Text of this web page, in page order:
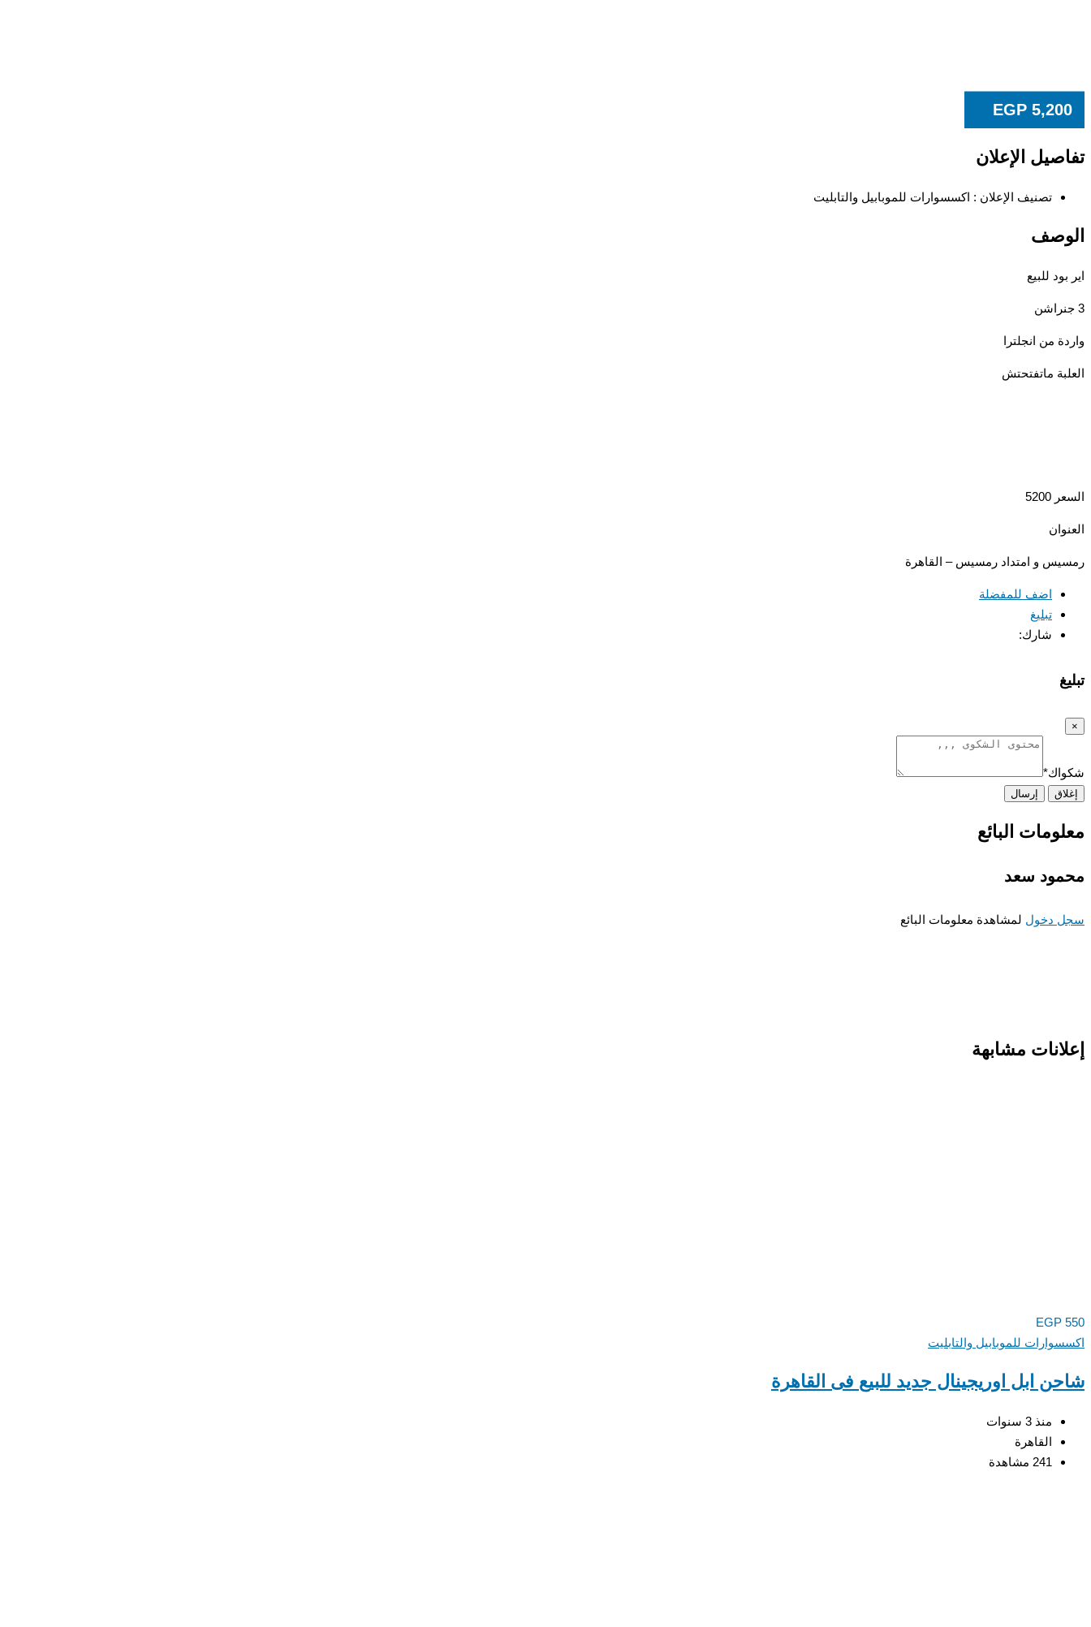
EGP 5,200
تفاصيل الإعلان
تصنيف الإعلان : اكسسوارات للموبابيل والتابليت
الوصف
اير بود للبيع
3 جنراشن
واردة من انجلترا
العلبة ماتفتحتش
السعر 5200
العنوان
رمسيس و امتداد رمسيس – القاهرة
اضف للمفضلة
تبليغ
شارك:
تبليغ
×
شكواك*
إغلاق إرسال
معلومات البائع
محمود سعد
سجل دخول لمشاهدة معلومات البائع
إعلانات مشابهة
EGP 550
اكسسوارات للموبابيل والتابليت
شاحن ابل اوريجينال جديد للبيع فى القاهرة
منذ 3 سنوات
القاهرة
241 مشاهدة